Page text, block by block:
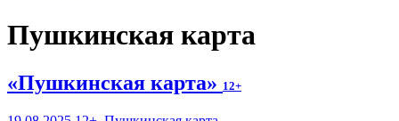
Пушкинская карта
«Пушкинская карта» 12+